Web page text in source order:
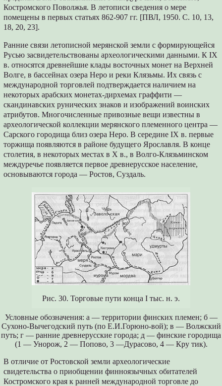
Костромского Поволжья. В летописи сведения о мере
помещены в первых статьях 862-907 гг. [ПВЛ, 1950. С. 10, 13,
18, 20, 23].
Ранние связи летописной мерянской земли с формирующейся
Русью засвидетельствованы археологическими данными. К IX
в. относятся древнейшие клады восточных монет на Верхней
Волге, в бассейнах озера Неро и реки Клязьмы. Их связь с
международной торговлей подтверждается наличием на
некоторых арабских монетах-дирхемах граффити —
скандинавских рунических знаков и изображений воинских
атрибутов. Многочисленные привозные вещи известны в
археологической коллекции мерянского племенного центра —
Сарского городища близ озера Неро. В середине IX в. первые
торжища появляются в районе будущего Ярославля. В конце
столетия, в некоторых местах в X в., в Волго-Клязьминском
междуречье появляется первое древнерусское население,
основываются города — Ростов, Суздаль.
Рис. 30. Торговые пути конца I тыс. н. э.
Условные обозначения: а — территории финских племен; б —
Сухоно-Вычегодский путь (по Е.И.Горюно-вой); в — Волжский
путь; г — ранние древнерусские города; д — финские городища
(1 — Унорож, 2 — Попово, 3 —Дурасово, 4 — Кру тик).
В отличие от Ростовской земли археологические
свидетельства о приобщении финноязычных обитателей
Костромского края к ранней международной торговле до